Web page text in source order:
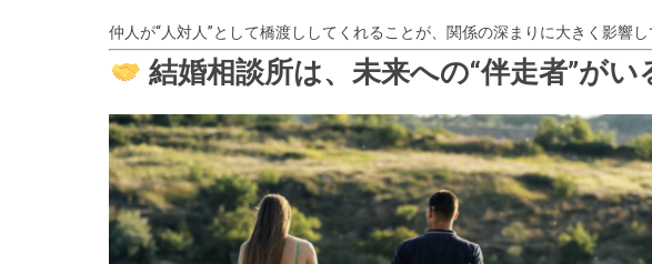
仲人が“人対人”として橋渡ししてくれることが、関係の深まりに大きく影響
結婚相談所は、未来への“伴走者”がい